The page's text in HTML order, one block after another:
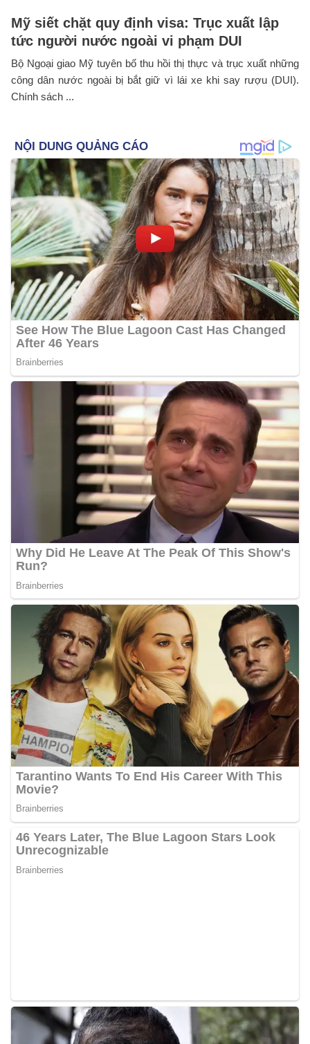
Mỹ siết chặt quy định visa: Trục xuất lập
tức người nước ngoài vi phạm DUI
Bộ Ngoại giao Mỹ tuyên bố thu hồi thị thực và trục xuất những
công dân nước ngoài bị bắt giữ vì lái xe khi say rượu (DUI).
Chính sách ...